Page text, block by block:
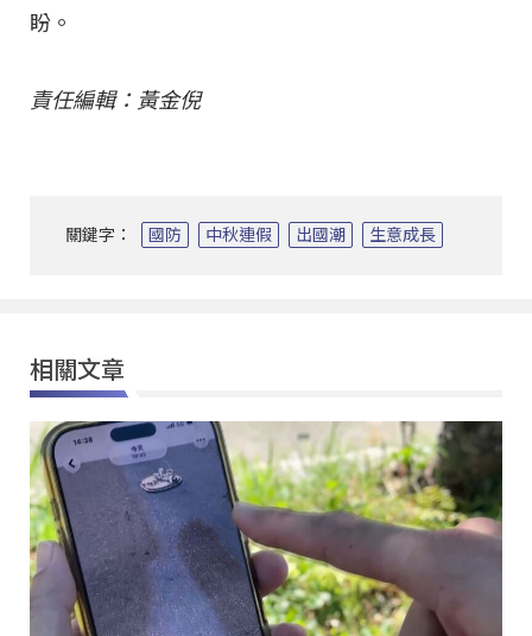
盼。
責任編輯：黃金倪
關鍵字： 國防 中秋連假 出國潮 生意成長
相關文章